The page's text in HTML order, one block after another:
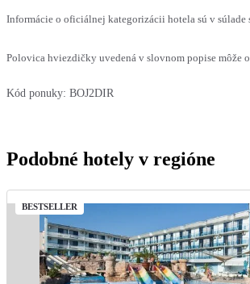
Informácie o oficiálnej kategorizácii hotela sú v
Polovica hviezdičky uvedená v slovnom popise
Kód ponuky: BOJ2DIR
Podobné hotely v regióne
BESTSELLER